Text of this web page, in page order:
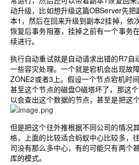
动升级，比如想升级这篇OBServer先把
本1，然后在回来升级到副本2挂掉，依
恢复后事务阻塞，挂掉之前有一个事务
续进行。
执行自动重试就是自动请求出错的R7自
一些容灾处理。一个就是宕机会出现故
ZONE2或者3上。假设一个节点宕机时
甚至这个节点的磁盘O磁塔坏了，那这
以会查出这个数据的节点，甚至是把这
但是把这个往外推根据不同公司的情况
格，上面的比较适合蚂蚁中心比较多，
司没有那么多中心，有的可能只有两个
库的模式。